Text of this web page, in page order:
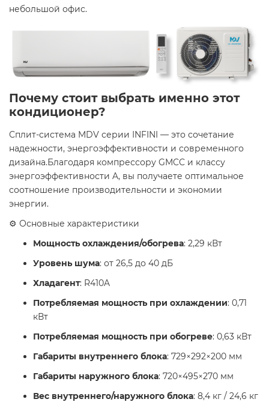
небольшой офис. ​
Почему стоит выбрать именно этот
кондиционер?
Сплит-система MDV серии INFINI — это сочетание
надежности, энергоэффективности и современного
дизайна.Благодаря компрессору GMCC и классу
энергоэффективности A, вы получаете оптимальное
соотношение производительности и экономии
энергии. ​
⚙️ Основные характеристики
Мощность охлаждения/обогрева: 2,29 кВт
Уровень шума: от 26,5 до 40 дБ
Хладагент: R410A
Потребляемая мощность при охлаждении: 0,71
кВт
Потребляемая мощность при обогреве: 0,63 кВт
Габариты внутреннего блока: 729×292×200 мм
Габариты наружного блока: 720×495×270 мм
Вес внутреннего/наружного блока: 8,4 кг / 24,6 кг